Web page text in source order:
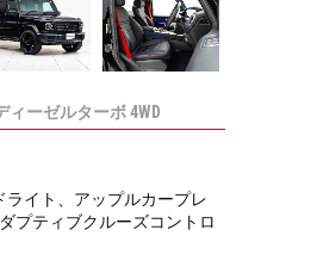
おすすめ。前後のバンパーと色分けをし
すよ。ご相談お待ちしております。
ィーゼルターボ 4WD
ライト、アップルカープレ
プティブクルーズコントロ